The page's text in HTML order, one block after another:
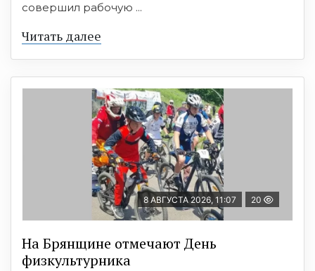
совершил рабочую ...
Читать далее
8 АВГУСТА 2026, 11:07 20
На Брянщине отмечают День
физкультурника